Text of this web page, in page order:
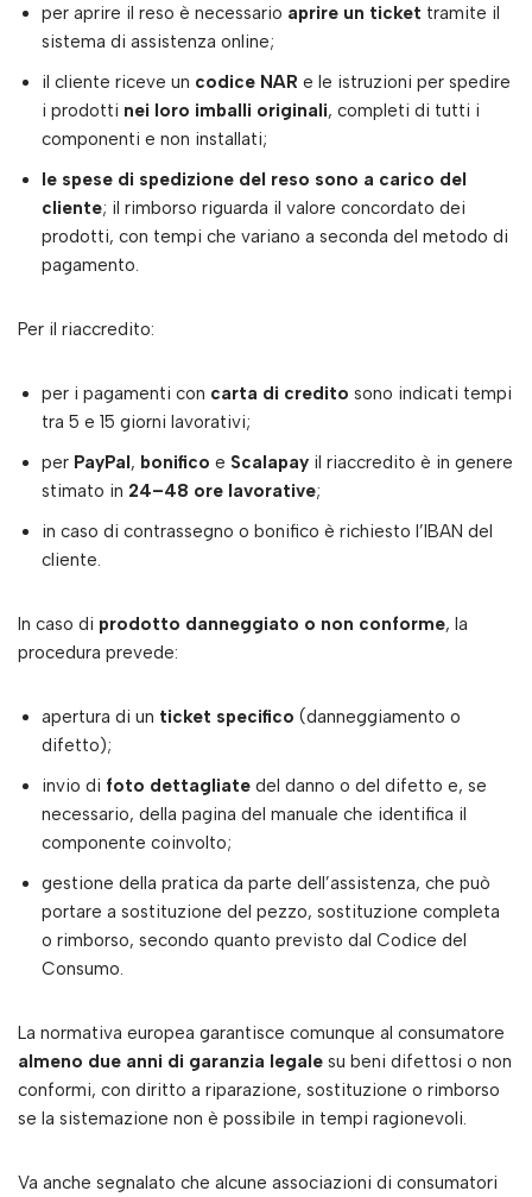
per aprire il reso è necessario aprire un ticket tramite il
sistema di assistenza online;
il cliente riceve un codice NAR e le istruzioni per spedire
i prodotti nei loro imballi originali, completi di tutti i
componenti e non installati;
le spese di spedizione del reso sono a carico del
cliente; il rimborso riguarda il valore concordato dei
prodotti, con tempi che variano a seconda del metodo di
pagamento.
Per il riaccredito:
per i pagamenti con carta di credito sono indicati tempi
tra 5 e 15 giorni lavorativi;
per PayPal, bonifico e Scalapay il riaccredito è in genere
stimato in 24–48 ore lavorative;
in caso di contrassegno o bonifico è richiesto l’IBAN del
cliente.
In caso di prodotto danneggiato o non conforme, la
procedura prevede:
apertura di un ticket specifico (danneggiamento o
difetto);
invio di foto dettagliate del danno o del difetto e, se
necessario, della pagina del manuale che identifica il
componente coinvolto;
gestione della pratica da parte dell’assistenza, che può
portare a sostituzione del pezzo, sostituzione completa
o rimborso, secondo quanto previsto dal Codice del
Consumo.
La normativa europea garantisce comunque al consumatore
almeno due anni di garanzia legale su beni difettosi o non
conformi, con diritto a riparazione, sostituzione o rimborso
se la sistemazione non è possibile in tempi ragionevoli.
Va anche segnalato che alcune associazioni di consumatori